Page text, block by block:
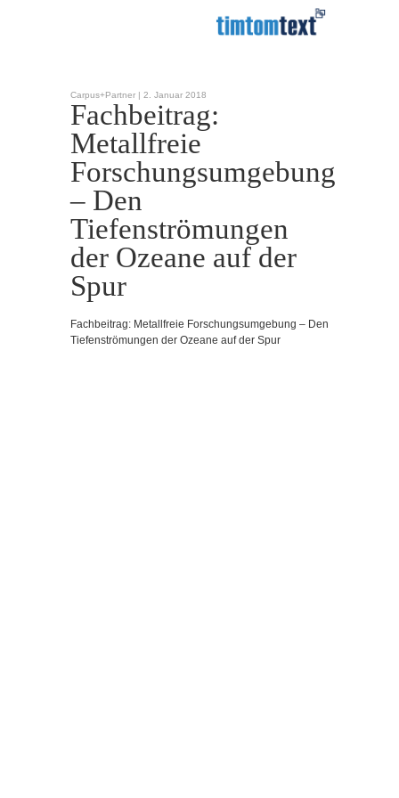
Carpus+Partner | 2. Januar 2018
Fachbeitrag:
Metallfreie
Forschungsumgebung
– Den
Tiefenströmungen
der Ozeane auf der
Spur
Fachbeitrag: Metallfreie Forschungsumgebung – Den
Tiefenströmungen der Ozeane auf der Spur